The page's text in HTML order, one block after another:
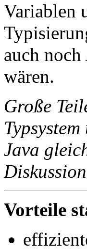
Variablen
auch
wären.
Große
Java
Vorteile